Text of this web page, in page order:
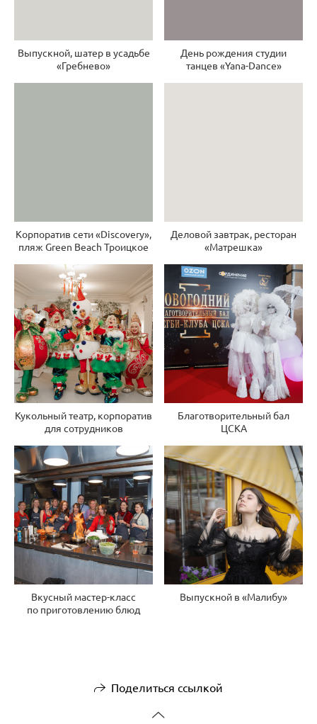
Выпускной, шатер в усадьбе
«Гребнево»
День рождения студии
танцев «Yana-Dance»
Корпоратив сети «Discovery»,
пляж Green Beach Троицкое
Деловой завтрак, ресторан
«Матрешка»
Кукольный театр, корпоратив
для сотрудников
Благотворительный бал
ЦСКА
Вкусный мастер-класс
по приготовлению блюд
Выпускной в «Малибу»
Поделиться ссылкой